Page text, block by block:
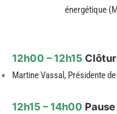
énergétique
12h00 – 12h15
Martine Vassal, Présidente
12h15 – 14h00